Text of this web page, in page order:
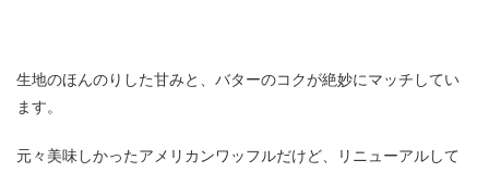
生地のほんのりした甘みと、バターのコクが絶妙にマッチしてい
ます。
元々美味しかったアメリカンワッフルだけど、リニューアルして